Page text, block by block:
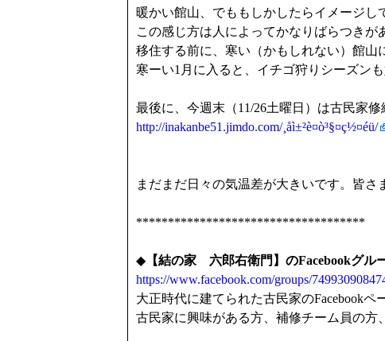
暖かい館山、でももしかしたらイメージし
この感じ方は人によってかなりばらつきが
移住する前に、寒い（かもしれない）館山
寒ーい1月に入ると、イチゴ狩りシーズンも
最後に、今週末（11/26土曜日）は古民家
http://inakanbe51.jimdo.com/¸åì±²è¤ò³§¤ç½¤éü/
まだまだ日々の気温差が大きいです。皆さ
************************************
◆ 【結の家 六郎右衛門】 のFacebookグル
https://www.facebook.com/groups/
大正時代に建てられた古民家のFacebookペ
古民家に興味がある方、補修チーム員の方